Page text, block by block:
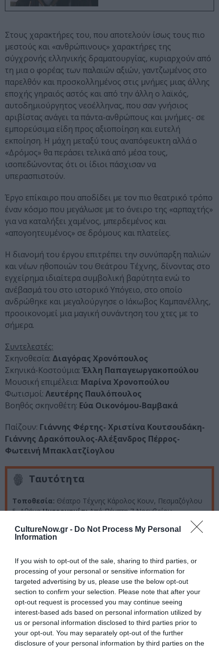
CultureNow.gr - Do Not Process My Personal
Information
If you wish to opt-out of the sale, sharing to third parties, or
processing of your personal or sensitive information for
targeted advertising by us, please use the below opt-out
section to confirm your selection. Please note that after your
opt-out request is processed you may continue seeing
interest-based ads based on personal information utilized by
us or personal information disclosed to third parties prior to
your opt-out. You may separately opt-out of the further
disclosure of your personal information by third parties on the
Στους χαρακτήρες του, που αποτελούν ίσως τους πιο
μεστούς και «ανθρώπινους» χαρακτήρες της
σύγχρονής ελληνικής δραματουργίας, κυριαρχούν από
τη μια ο φορέας των παλαιών αξιών, γαντζωμένος στο
παρελθόν και προσκολλημένος στις μνήμες μιας άλλης
εποχής γηραιός αστός και από την άλλη ο λαϊκός,
αυτοδημιούργητος νεοέλληνας, που σαν γνήσιος
αριβίστας ανάγει τα πάντα-ανθρώπους και μνήμες- σε
εμπορεύσιμα είδη προς αξιοποίηση και ευτελή
εκποίηση. Η μάχη μεταξύ τους αναπόφευκτη αλλά ο
«Δρόμος» θα περάσει τελικά από μέσα τους,
ισοπεδώνοντας ότι οι ίδιοι πάσχισαν να
υπερασπιστούν.
Έργο επίκαιρο που αποδίδει με τον πιο θεατρικό τρόπο
έναν κόσμο που μεγάλωσε με το όνειρο της «αρπαχτής»
για να καταλήξει χαμένος, μπερδεμένος και
«απογοητευμένος» σε δρόμους και πλατείες.
Η διανομή του έργου επιτρέπει την συνύπαρξη παλιών
και νέων ηθοποιών του Θεάτρου Τέχνης, δίνοντας στο
εγχείρημα ιδιαίτερα συμβολική βαρύτητα ενώ το
ανέβασμά του στο ιστορικό Υπόγειο, στο οποίο
ανδρώθηκε και μεγαλούργησε ο Ιάκωβος Καμπανέλλης,
προοικονομεί μια μαγική συνάντηση του χτες με το
σήμερα.
Συντελεστές:
Σκηνοθεσία: Διαγόρας Χρονόπουλος
Σκηνικά-Κοστούμια: Έλλη Παπαγεωργακοπούλου
Μουσική επιμέλεια: Μαρίνα Χρονοπούλου
Φωτισμοί: Λευτέρης Παυλόπουλος
Βοηθός σκηνοθέτη: Εύα Οικονόμου-Βαμβακά
Παίζουν: Γιάννης Φέρτης- Χριστίνα Κουτσουδάκη-
Γιάννης Δρακόπουλος-Αλέξανδρος Πέρρος-
Φωτεινή Μπακλατζίογλου
Ταυτότητα
Τοποθεσία: Θέατρο Τέχνης Κάρολος Κουν, Πεσμαζόγλου
5, ΑθήναΗμερομηνία:Από Πέμπτη 7 Νοεμβρίου
20.00Σάββατο 18.15 και στις 20.00Τιμές εισιτηρίων:
Πέμπτη: Γεν είσοδος 10€ Τετ, Παρ., Σαβ. απογ. 15€
βραδ. , Κυρ.: 18€ 15€ (Φοιτητικό- Γκρουπ- Άνεργοι με κάρτα
ανεργίας)Πληροφορίες: Τηλ. ταμείου 210 3228706
Δευτέρα- Κυριακή 10.00- 13.00 και 17.00-22.00
Ακολουθήστε το Culturenow.gr στοGoogle Newsκαι
μάθετε πρώτοι όλες τις ειδήσεις